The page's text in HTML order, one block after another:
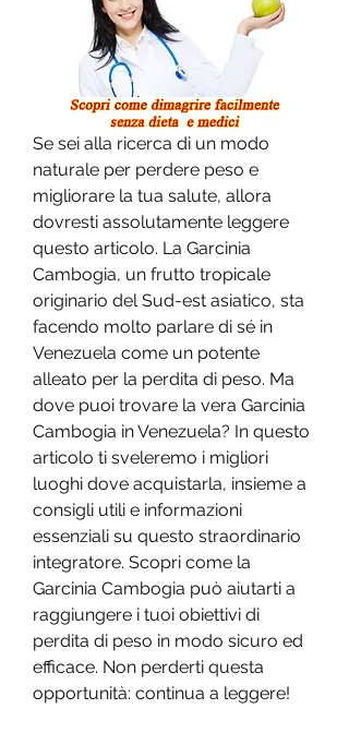
Se sei alla ricerca di un modo
naturale per perdere peso e
migliorare la tua salute, allora
dovresti assolutamente leggere
questo articolo. La Garcinia
Cambogia, un frutto tropicale
originario del Sud-est asiatico, sta
facendo molto parlare di sé in
Venezuela come un potente
alleato per la perdita di peso. Ma
dove puoi trovare la vera Garcinia
Cambogia in Venezuela? In questo
articolo ti sveleremo i migliori
luoghi dove acquistarla, insieme a
consigli utili e informazioni
essenziali su questo straordinario
integratore. Scopri come la
Garcinia Cambogia può aiutarti a
raggiungere i tuoi obiettivi di
perdita di peso in modo sicuro ed
efficace. Non perderti questa
opportunità: continua a leggere!